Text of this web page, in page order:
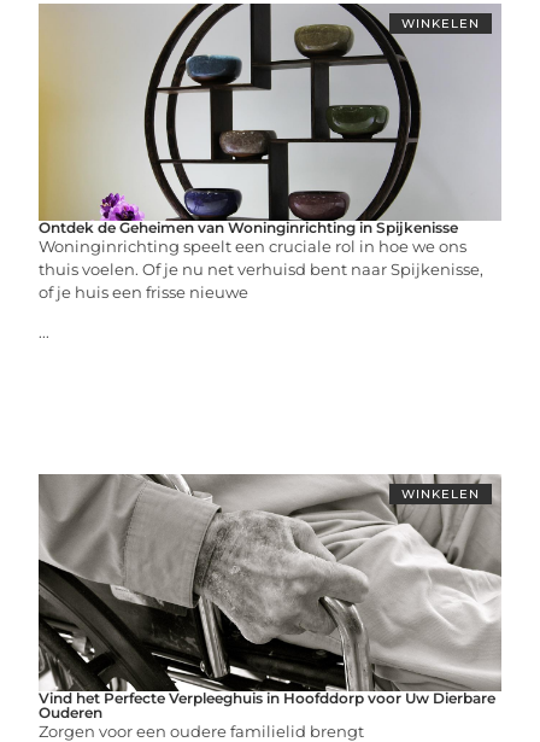
WINKELEN
Ontdek de Geheimen van Woninginrichting in Spijkenisse
Woninginrichting speelt een cruciale rol in hoe we ons
thuis voelen. Of je nu net verhuisd bent naar Spijkenisse,
of je huis een frisse nieuwe
...
WINKELEN
Vind het Perfecte Verpleeghuis in Hoofddorp voor Uw Dierbare
Ouderen
Zorgen voor een oudere familielid brengt